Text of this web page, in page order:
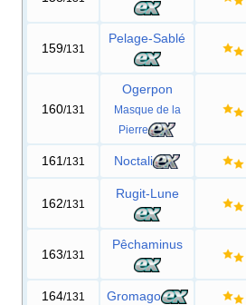
159/131
Pelage-Sablé
160/131
Ogerpon
Masque de la
Pierre
161 /131 Noctali
162/131
Rugit-Lune
163/131
Pêchaminus
164/131 Gromago